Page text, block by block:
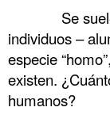
Se
individuos –
especie
existen.
humanos?